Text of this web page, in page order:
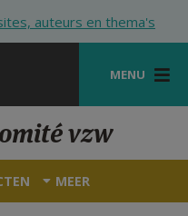
auteurs en thema's
MENU
vzw
MEER